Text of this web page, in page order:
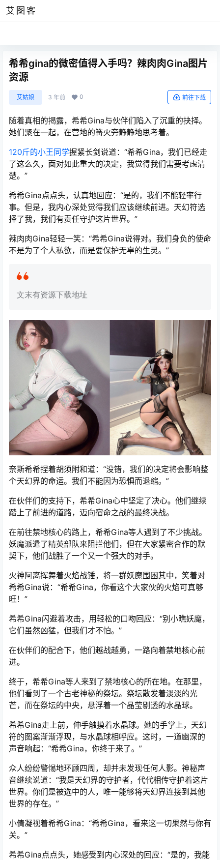
艾图客
希希gina的微密值得入手吗？辣肉肉Gina图片
资源
艾姑娘 3 年前 0 前往下载
随着真相的揭露，希希Gina与伙伴们陷入了沉重的抉择。
她们聚在一起，在营地的篝火旁静静地思考着。
120斤的小王同学握紧长剑说道：“希希Gina，我们已经走
了这么久，面对如此重大的决定，我觉得我们需要考虑清
楚。”
希希Gina点点头，认真地回应：“是的，我们不能轻率行
事。但是，我内心深处觉得我们应该继续前进。天幻符选
择了我，我们有责任守护这片世界。”
辣肉肉Gina轻轻一笑：“希希Gina说得对。我们身负的使命
不是为了个人私欲，而是要保护无辜的生灵。”
文末有资源下载地址
奈斯希希捏着胡须附和道：“没错，我们的决定将会影响整
个天幻界的命运。我们不能因为恐惧而退缩。”
在伙伴们的支持下，希希Gina心中坚定了决心。他们继续
踏上了前进的道路，迈向宿命之战的最终决战。
在前往禁地核心的路上，希希Gina等人遇到了不少挑战。
妖魔派遣了精英部队来阻拦他们，但在大家紧密合作的默
契下，他们战胜了一个又一个强大的对手。
火神阿离挥舞着火焰战锤，将一群妖魔围困其中，笑着对
希希Gina说：“希希Gina，你看这个大家伙的火焰可真够
旺！”
希希Gina闪避着攻击，用轻松的口吻回应：“别小瞧妖魔，
它们虽然凶猛，但我们才不怕。”
在伙伴们的配合下，他们越战越勇，一路向着禁地核心前
进。
终于，希希Gina等人来到了禁地核心的所在地。在那里，
他们看到了一个古老神秘的祭坛。祭坛散发着淡淡的光
芒，而在祭坛的中央，悬浮着一个晶莹剔透的水晶球。
希希Gina走上前，伸手触摸着水晶球。她的手掌上，天幻
符的图案渐渐浮现，与水晶球相呼应。这时，一道幽深的
声音响起：“希希Gina，你终于来了。”
众人纷纷警惕地环顾四周，却并未发现任何人影。神秘声
音继续说道：“我是天幻界的守护者，代代相传守护着这片
世界。你们是被选中的人，唯一能够将天幻界连接到其他
世界的存在。”
小倩凝视着希希Gina：“希希Gina，看来这一切果然与你有
关。”
希希Gina点点头，她感受到内心深处的回应：“是的，我能